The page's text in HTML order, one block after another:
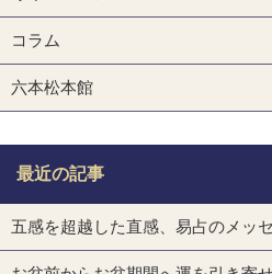
コラム
六本松本館
最近の記事
五感を超越した直感、易占のメッ